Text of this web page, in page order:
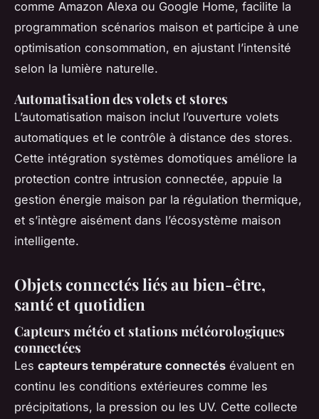
comme Amazon Alexa ou Google Home, facilite la
programmation scénarios maison et participe à une
optimisation consommation, en ajustant l’intensité
selon la lumière naturelle.
Automatisation des volets et stores
L’automatisation maison inclut l’ouverture volets
automatiques et le contrôle à distance des stores.
Cette intégration systèmes domotiques améliore la
protection contre intrusion connectée, appuie la
gestion énergie maison par la régulation thermique,
et s’intègre aisément dans l’écosystème maison
intelligente.
Objets connectés liés au bien-être,
santé et quotidien
Capteurs météo et stations météorologiques
connectées
Les capteurs température connectés évaluent en
continu les conditions extérieures comme les
précipitations, la pression ou les UV. Cette collecte